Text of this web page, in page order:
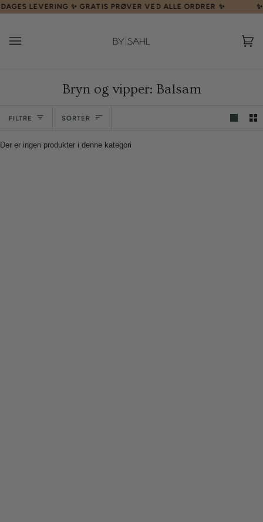
Skip
til
LEVERING ✨ GRATIS PRØVER VED ALLE ORDRER ✨ ✨
Bryn og vipper: Balsam
FILTRE Sorter
SORTER
Der er ingen produkter i denne kategori